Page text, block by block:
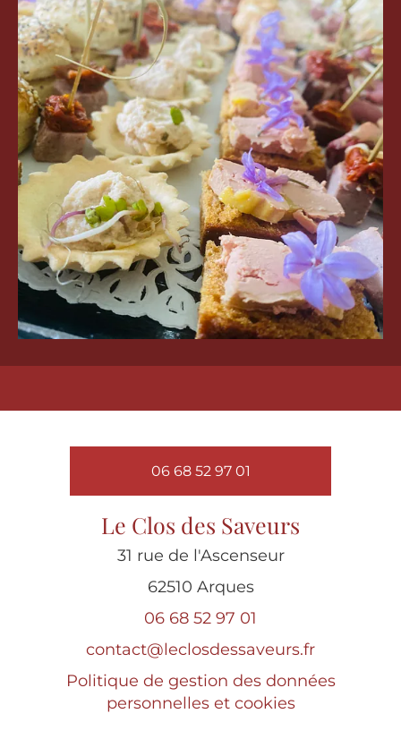
06 68 52 97 01
Le Clos des Saveurs
31 rue de l'Ascenseur
62510 Arques
06 68 52 97 01
contact@leclosdessaveurs.fr
Politique de gestion des données
personnelles et cookies